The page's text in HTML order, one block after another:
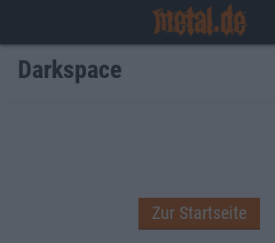
Darkspace
Zur Startseite